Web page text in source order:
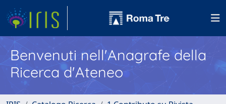
Benvenuti nell'Anagrafe della
Ricerca d'Ateneo